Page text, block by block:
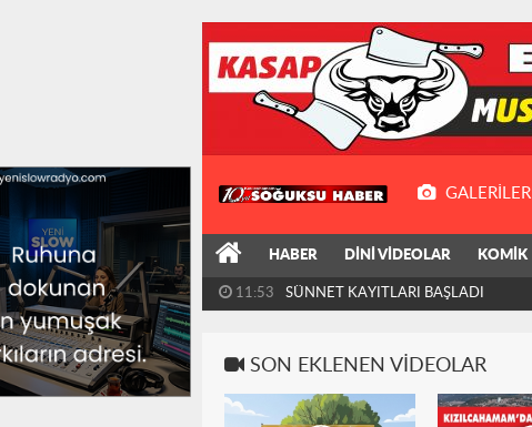
GALERILER
HABER DİNİ VİDEOLAR KOMİK
11:53 SÜNNET KAYITLARI BAŞLADI
SON EKLENEN VIDEOLAR